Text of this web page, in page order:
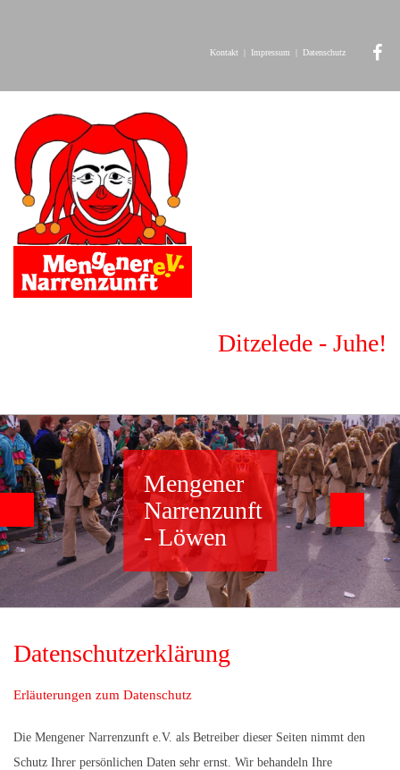
Kontakt Impressum Datenschutz
Ditzelede - Juhe!
Mengener
Narrenzunft
- Löwen
Datenschutzerklärung
Erläuterungen zum Datenschutz
Die Mengener Narrenzunft e.V. als Betreiber dieser Seiten nimmt den
Schutz Ihrer persönlichen Daten sehr ernst. Wir behandeln Ihre